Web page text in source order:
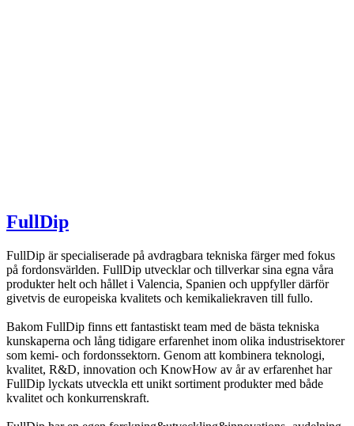
FullDip
FullDip är specialiserade på avdragbara tekniska färger med fokus
på fordonsvärlden. FullDip utvecklar och tillverkar sina egna våra
produkter helt och hållet i Valencia, Spanien och uppfyller därför
givetvis de europeiska kvalitets och kemikaliekraven till fullo.
Bakom FullDip finns ett fantastiskt team med de bästa tekniska
kunskaperna och lång tidigare erfarenhet inom olika industrisektorer
som kemi- och fordonssektorn. Genom att kombinera teknologi,
kvalitet, R&D, innovation och KnowHow av år av erfarenhet har
FullDip lyckats utveckla ett unikt sortiment produkter med både
kvalitet och konkurrenskraft.